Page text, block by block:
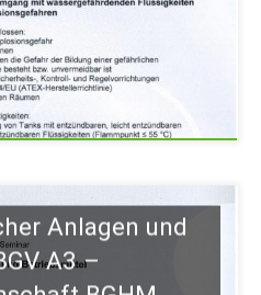
Anlagen und
A3 –